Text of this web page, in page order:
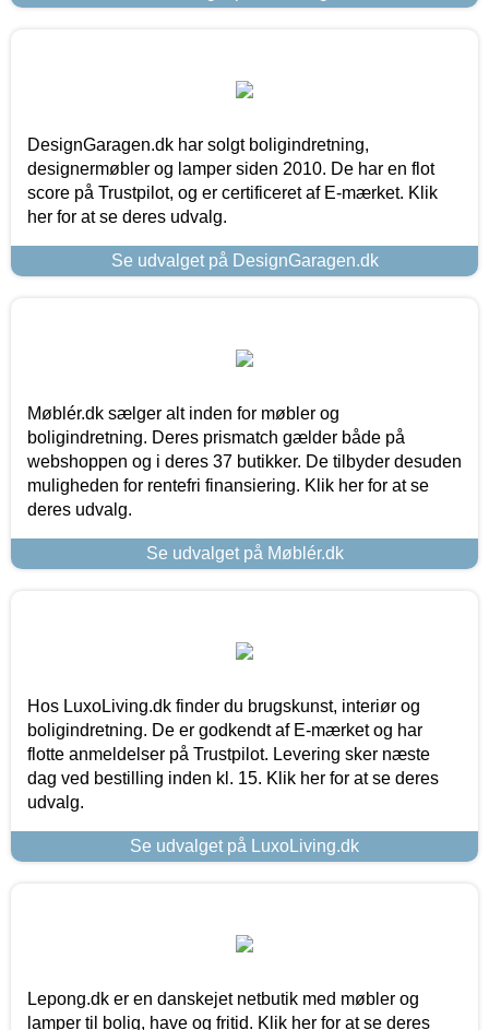
DesignGaragen.dk har solgt boligindretning,
designermøbler og lamper siden 2010. De har en flot
score på Trustpilot, og er certificeret af E-mærket. Klik
her for at se deres udvalg.
Se udvalget på DesignGaragen.dk
Møblér.dk sælger alt inden for møbler og
boligindretning. Deres prismatch gælder både på
webshoppen og i deres 37 butikker. De tilbyder desuden
muligheden for rentefri finansiering. Klik her for at se
deres udvalg.
Se udvalget på Møblér.dk
Hos LuxoLiving.dk finder du brugskunst, interiør og
boligindretning. De er godkendt af E-mærket og har
flotte anmeldelser på Trustpilot. Levering sker næste
dag ved bestilling inden kl. 15. Klik her for at se deres
udvalg.
Se udvalget på LuxoLiving.dk
Lepong.dk er en danskejet netbutik med møbler og
lamper til bolig, have og fritid. Klik her for at se deres